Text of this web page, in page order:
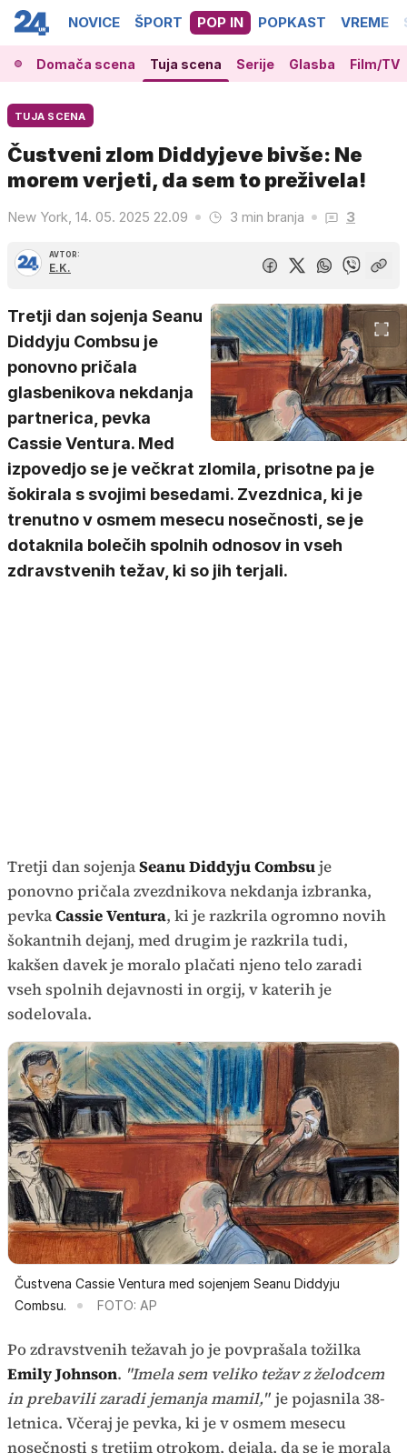
NOVICE ŠPORT POP IN POPKAST VREME
Domača scena Tuja scena Serije Glasba Film/TV
TUJA SCENA
Čustveni zlom Diddyjeve bivše: Ne
morem verjeti, da sem to preživela!
New York, 14. 05. 2025 22.09 3 min branja 3
AVTOR:
E.K.
Tretji dan sojenja Seanu
Diddyju Combsu je
ponovno pričala
glasbenikova nekdanja
partnerica, pevka
Cassie Ventura. Med
izpovedjo se je večkrat zlomila, prisotne pa je
šokirala s svojimi besedami. Zvezdnica, ki je
trenutno v osmem mesecu nosečnosti, se je
dotaknila bolečih spolnih odnosov in vseh
zdravstvenih težav, ki so jih terjali.
Tretji dan sojenjaSeanu Diddyju Combsuje
ponovno pričala zvezdnikova nekdanja izbranka,
pevkaCassie Ventura, ki je razkrila ogromno novih
šokantnih dejanj, med drugim je razkrila tudi,
kakšen davek je moralo plačati njeno telo zaradi
vseh spolnih dejavnosti in orgij, v katerih je
sodelovala.
Čustvena Cassie Ventura med sojenjem Seanu Diddyju
Combsu.
FOTO: AP
Po zdravstvenih težavah jo je povprašala tožilka
Emily Johnson. "Imela sem veliko težav z želodcem
in prebavili zaradi jemanja mamil," je pojasnila 38-
letnica. Včeraj je pevka, ki je v osmem mesecu
nosečnosti s tretjim otrokom, dejala, da se je morala